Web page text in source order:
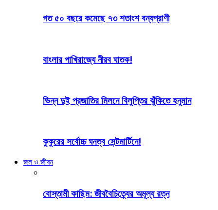
গত ৫০ বছরে কমেছে ৭৩ শতাংশ বন্যপ্রাণী
বাংলার পাখিরাজ্যে নীরব ঘাতক!
ভিন্ন দুই প্রজাতির মিলনে বিলুপ্তির ঝুঁকিতে হনুমান
কুকুরের সর্বোচ্চ ঘনত্ব সেন্টমার্টিনে!
জল ও জীবন
বোস্তামী কাছিম: জীববৈচিত্র্যের অমূল্য রত্ন